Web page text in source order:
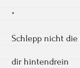
*
Schlepp nicht die
dir hintendrein